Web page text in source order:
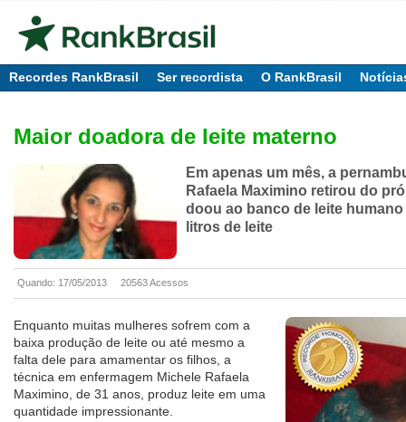
Recordes RankBrasil Ser recordista O RankBrasil
Maior doadora de leite materno
Em apenas um mês, a
Rafaela Maximino retirou do
doou ao banco de leite humano
litros de leite
Quando: 17/05/2013 20563 Acessos
Enquanto muitas mulheres sofrem com a
baixa produção de leite ou até mesmo a
falta dele para amamentar os filhos, a
técnica em enfermagem Michele Rafaela
Maximino, de 31 anos, produz leite em uma
quantidade impressionante.